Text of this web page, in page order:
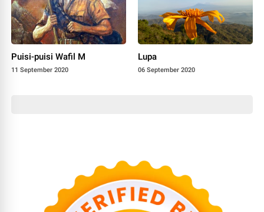
Puisi-puisi Wafil M
11 September 2020
Lupa
06 September 2020